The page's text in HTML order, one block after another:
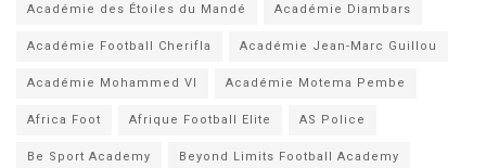
Académie des Étoiles du Mandé Académie Diambars
Académie Football Cherifla Académie Jean-Marc Guillou
Académie Mohammed VI Académie Motema Pembe
Africa Foot Afrique Football Elite AS Police
Be Sport Academy Beyond Limits Football Academy